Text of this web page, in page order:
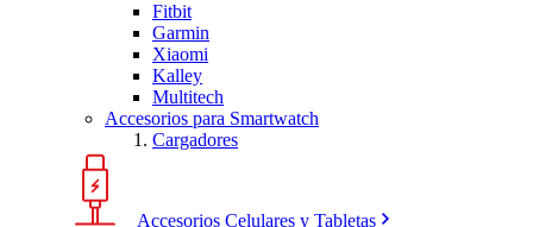
Fitbit
Garmin
Xiaomi
Kalley
Multitech
Accesorios para Smartwatch
Cargadores
Accesorios Celulares y Tabletas